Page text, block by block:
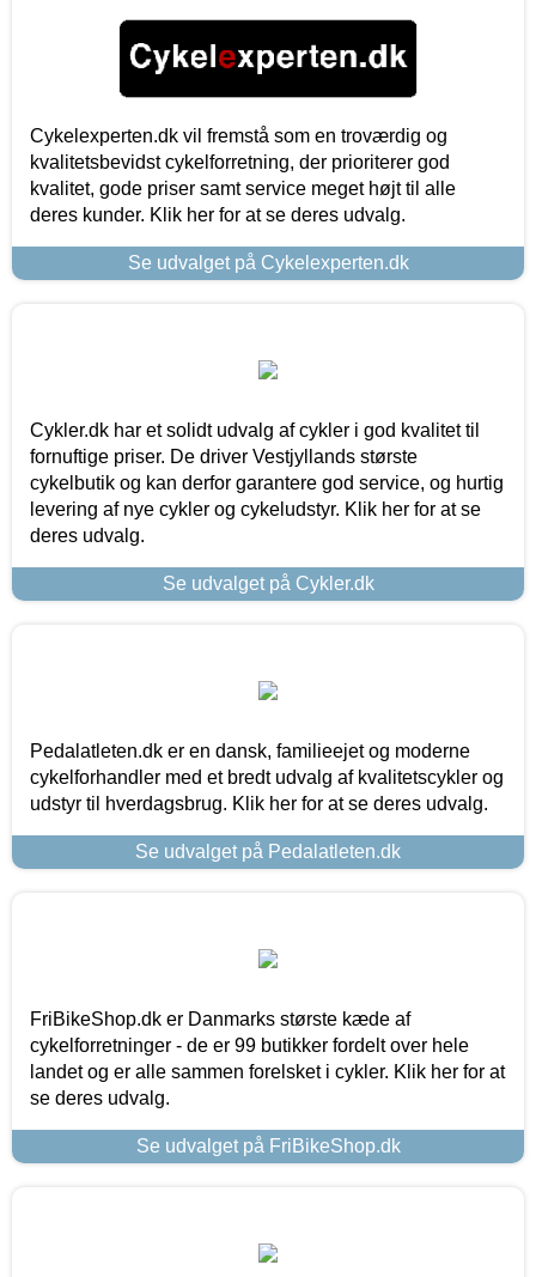
Cykelexperten.dk vil fremstå som en troværdig og
kvalitetsbevidst cykelforretning, der prioriterer god
kvalitet, gode priser samt service meget højt til alle
deres kunder. Klik her for at se deres udvalg.
Se udvalget på Cykelexperten.dk
Cykler.dk har et solidt udvalg af cykler i god kvalitet til
fornuftige priser. De driver Vestjyllands største
cykelbutik og kan derfor garantere god service, og hurtig
levering af nye cykler og cykeludstyr. Klik her for at se
deres udvalg.
Se udvalget på Cykler.dk
Pedalatleten.dk er en dansk, familieejet og moderne
cykelforhandler med et bredt udvalg af kvalitetscykler og
udstyr til hverdagsbrug. Klik her for at se deres udvalg.
Se udvalget på Pedalatleten.dk
FriBikeShop.dk er Danmarks største kæde af
cykelforretninger - de er 99 butikker fordelt over hele
landet og er alle sammen forelsket i cykler. Klik her for at
se deres udvalg.
Se udvalget på FriBikeShop.dk